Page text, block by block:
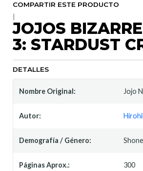
COMPARTIR ESTE PRODUCTO
JOJOS
3: STARDUST
DETALLES
Nombre Original: Jojo
Autor:
Demografía / Género:
Páginas Aprox.: 300